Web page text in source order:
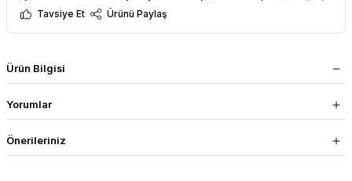
Tavsiye Et
Ürünü Paylaş
Ürün Bilgisi
Yorumlar
Önerileriniz